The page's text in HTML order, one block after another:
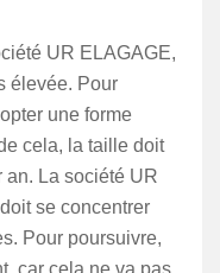
UR ELAGAGE,
élevée. Pour
une forme
cela, la taille doit
an. La société UR
se concentrer
Pour poursuivre,
car cela ne va pas